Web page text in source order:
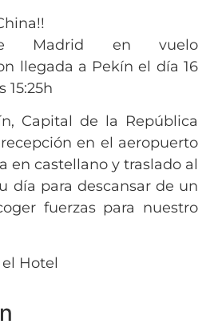
Madrid en vuelo
llegada a Pekín el día 16
15:25h
Capital de la República
en el aeropuerto
en castellano y traslado al
día para descansar de un
fuerzas para nuestro
Hotel